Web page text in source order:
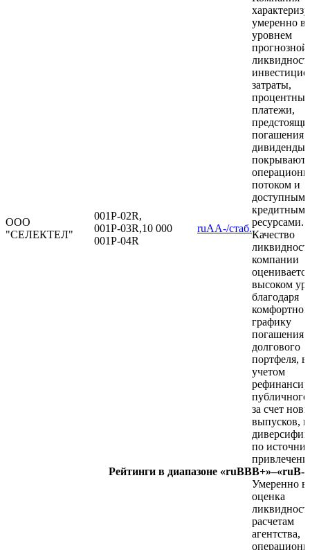
ООО
"СЕЛЕКТЕЛ"
001Р-02R,
001Р-03R,
001Р-04R
10 000 ruAA-/стаб.
умеренно
уровнем
прогнозной
затраты,
процентные
платежи,
погашения
дивиденды
потоком и
ресурсами.
Качество
компании
высоком
благодаря
графику
погашения
долгового
портфеля, в
учетом
публичного
за счет
выпусков, и
по
Рейтинги в диапазоне «ruBBB+»–«ruB-»
Умеренно
оценка
расчетам
агентства,